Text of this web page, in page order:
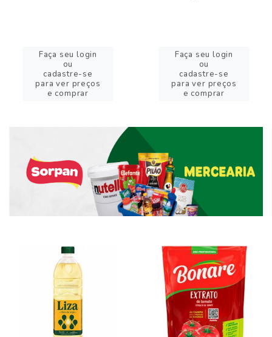
Faça seu login
ou
cadastre-se
para ver preços
e comprar
Faça seu login
ou
cadastre-se
para ver preços
e comprar